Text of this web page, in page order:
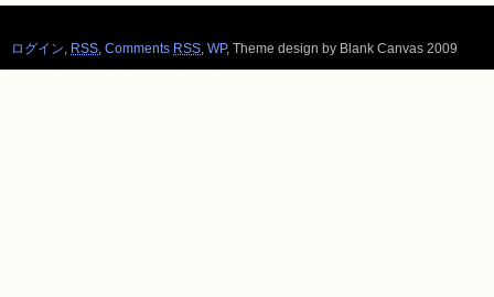
ログイン RSS Comments RSS WP, Theme design by Blank Canvas 2009